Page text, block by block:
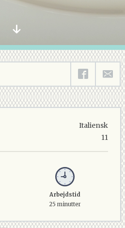
Italiensk
11
Arbejdstid
25 minutter